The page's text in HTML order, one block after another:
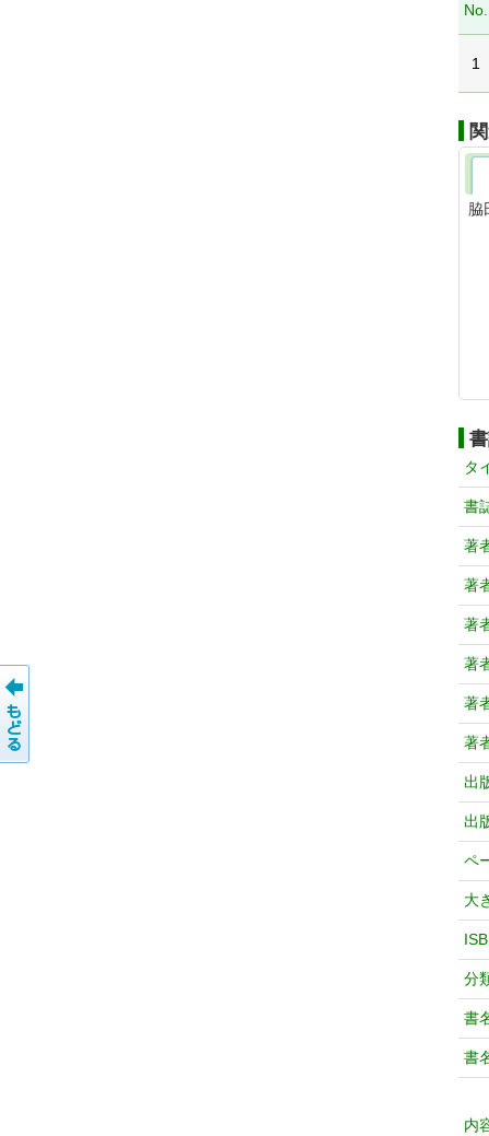
No.
1
タ
書
著
著
著
著
著
著
出
出
ペ
大
分
書
書
内